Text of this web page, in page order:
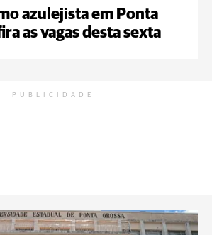
azulejista em Ponta
as vagas desta sexta
PUBLICIDADE